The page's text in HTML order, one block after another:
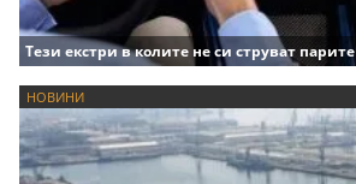
Тези екстри в колите не си струват парите
НОВИНИ